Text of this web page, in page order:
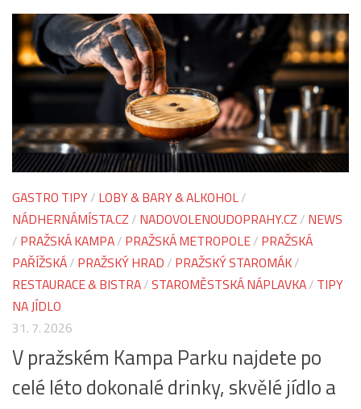
GASTRO TIPY/ LOBY & BARY & ALKOHOL/
NÁDHERNÁMÍSTA.CZ / NADOVOLENOUDOPRAHY.CZ / NEWS
/ PRAŽSKÁ KAMPA/ PRAŽSKÁ METROPOLE/ PRAŽSKÁ
PAŘÍŽSKÁ/ PRAŽSKÝ HRAD / PRAŽSKÝ STAROMÁK/
RESTAURACE & BISTRA/STAROMĚSTSKÁ NÁPLAVKA/ TIPY
NA JÍDLO
31. 7. 2026
V pražském Kampa Parku najdete po
celé léto dokonalé drinky, skvělé jídlo a